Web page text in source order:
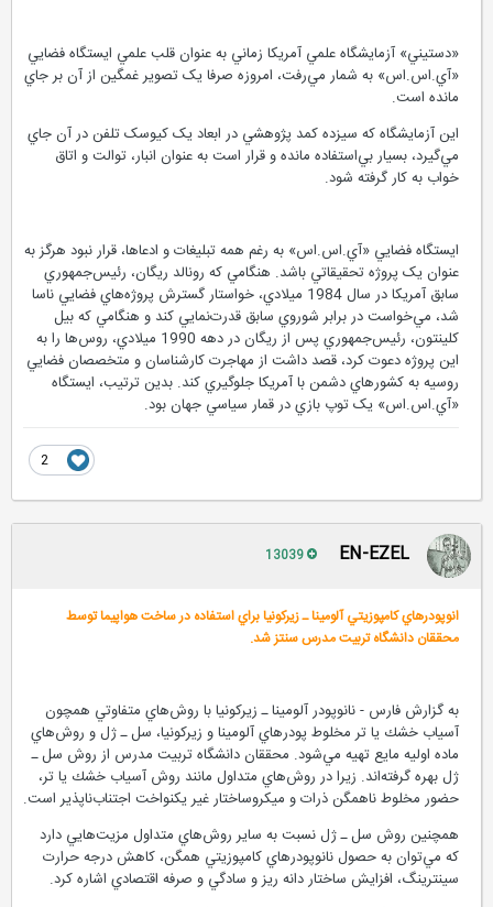
«دستيني» آزمايشگاه علمي آمريکا زماني به عنوان قلب علمي ايستگاه فضايي
«آي.اس.اس» به شمار مي‌رفت، امروزه صرفا يک تصوير غمگين از آن بر جاي
مانده است.
اين آزمايشگاه که سيزده کمد پژوهشي در ابعاد يک کيوسک تلفن در آن جاي
مي‌گيرد، بسيار بي‌استفاده مانده و قرار است به عنوان انبار، توالت و اتاق
خواب به کار گرفته شود.
ايستگاه فضايي «آي.اس.اس» به رغم همه تبليغات و ادعاها، قرار نبود هرگز به
عنوان يک پروژه تحقيقاتي باشد. هنگامي که رونالد ريگان، رئيس‌جمهوري
سابق آمريکا در سال 1984 ميلادي، خواستار گسترش پروژه‌هاي فضايي ناسا
شد، مي‌خواست در برابر شوروي سابق قدرت‌نمايي کند و هنگامي که بيل
کلينتون، رئيس‌جمهوري پس از ريگان در دهه 1990 ميلادي، روس‌ها را به
اين پروژه دعوت کرد، قصد داشت از مهاجرت کارشناسان و متخصصان فضايي
روسيه به کشورهاي دشمن با آمريکا جلوگيري کند. بدين ترتيب، ايستگاه
«آي.اس.اس» يک توپ بازي در قمار سياسي جهان بود.
EN-EZEL
انوپودرهاي كامپوزيتي آلومينا ـ زيركونيا براي استفاده در ساخت هواپيما توسط
محققان دانشگاه تربيت مدرس سنتز شد.
به گزارش فارس - نانوپودر آلومينا ـ زيركونيا با روش‌هاي متفاوتي همچون
آسياب خشك يا تر مخلوط پودرهاي آلومينا و زيركونيا، سل ـ ژل و روش‌هاي
ماده اوليه مايع تهيه مي‌شود. محققان دانشگاه تربيت مدرس از روش سل ـ
ژل بهره گرفته‌اند. زيرا در روش‌هاي متداول مانند روش آسياب خشك يا تر،
حضور مخلوط ناهمگن ذرات و ميكروساختار غير يكنواخت اجتناب‌ناپذير است.
همچنين روش سل ـ ژل نسبت به ساير روش‌هاي متداول مزيت‌هايي دارد
كه مي‌توان به حصول نانوپودرهاي كامپوزيتي همگن، كاهش درجه حرارت
سينترينگ، افزايش ساختار دانه ريز و سادگي و صرفه اقتصادي اشاره كرد.